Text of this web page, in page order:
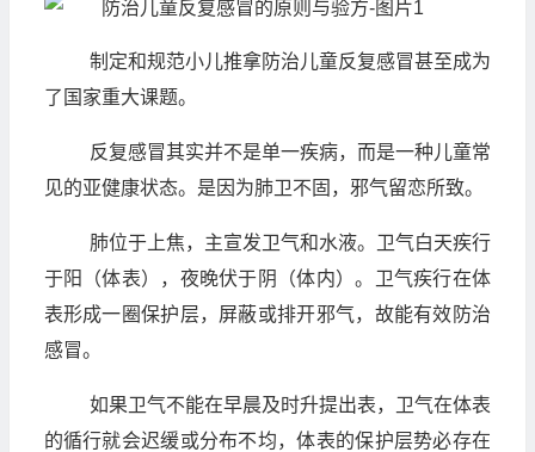
制定和规范小儿推拿防治儿童反复感冒甚至成为
了国家重大课题。
反复感冒其实并不是单一疾病，而是一种儿童常
见的亚健康状态。是因为肺卫不固，邪气留恋所致。
肺位于上焦，主宣发卫气和水液。卫气白天疾行
于阳（体表），夜晚伏于阴（体内）。卫气疾行在体
表形成一圈保护层，屏蔽或排开邪气，故能有效防治
感冒。
如果卫气不能在早晨及时升提出表，卫气在体表
的循行就会迟缓或分布不均，体表的保护层势必存在